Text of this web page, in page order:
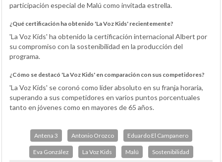
participación especial de Malú como invitada estrella.
¿Qué certificación ha obtenido 'La Voz Kids' recientemente?
'La Voz Kids' ha obtenido la certificación internacional Albert por
su compromiso con la sostenibilidad en la producción del
programa.
¿Cómo se destacó 'La Voz Kids' en comparación con sus competidores?
'La Voz Kids' se coronó como líder absoluto en su franja horaria,
superando a sus competidores en varios puntos porcentuales
tanto en jóvenes como en mayores de 65 años.
Antena 3 Antonio Orozco Eduardo El Campanero
Eva González La Voz Kids Malú Sostenibilidad